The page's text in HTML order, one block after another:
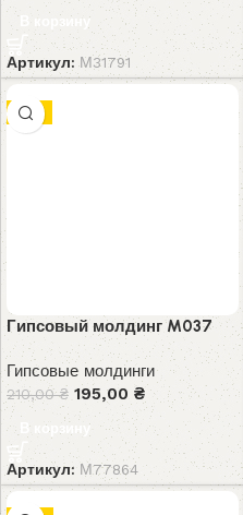
В корзину
Артикул:М31791
-7%
Гипсовый молдинг M037
Гипсовые молдинги
210,00₴ 195,00 ₴
В корзину
Артикул: М77864